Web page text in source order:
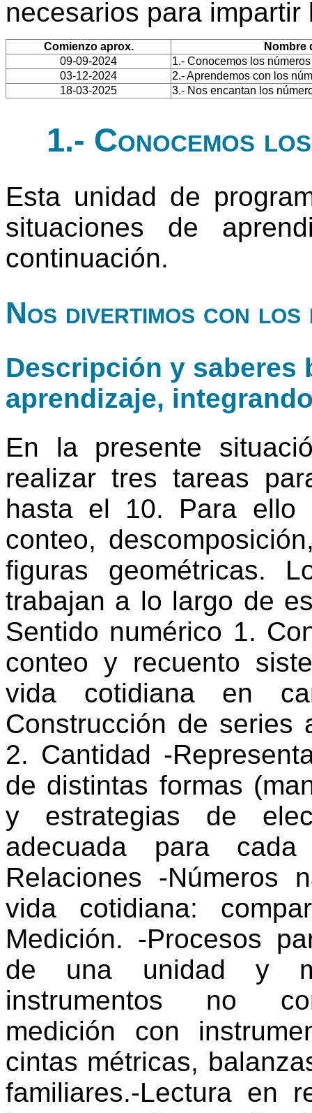
necesarios para
Comienzo aprox.
Nombre
09-09-2024
1.- Conocemos los números
03-12-2024
2.- Aprendemos con los
18-03-2025
3.- Nos encantan los
1.- Conocemos
Esta unidad de
situaciones de
continuación.
Nos divertimos con los
Descripción y saberes
aprendizaje,
En la presente
realizar tres tareas
hasta el 10. Para ello
conteo,
figuras geométricas.
trabajan a lo largo de
Sentido numérico 1.
conteo y recuento
vida cotidiana en
Construcción de series
2. Cantidad -
de distintas formas
y estrategias de
adecuada para
Relaciones -Números
vida cotidiana:
Medición. -Procesos
de una unidad y
instrumentos no
medición con
cintas métricas,
familiares.-Lectura en